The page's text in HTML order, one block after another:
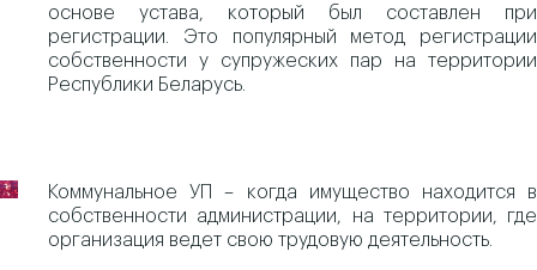
основе устава, который был составлен при
регистрации. Это популярный метод регистрации
собственности у супружеских пар на территории
Республики Беларусь.
Коммунальное УП – когда имущество находится в
собственности администрации, на территории, где
организация ведет свою трудовую деятельность.